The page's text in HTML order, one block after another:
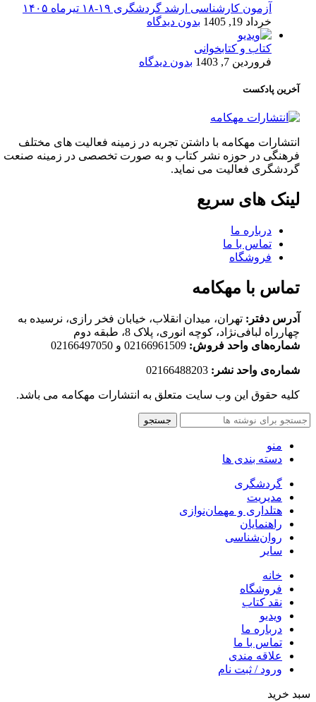
آزمون کارشناسی ارشد گردشگری ۱۹-۱۸ تیرماه ۱۴۰۵
خرداد 19, 1405
بدون دیدگاه
کتاب و کتابخوانی
فروردین 7, 1403
بدون دیدگاه
آخرین پادکست
انتشارات مهکامه با داشتن تجربه در زمینه فعالیت های مختلف
فرهنگی در حوزه نشر کتاب و به صورت تخصصی در زمینه صنعت
گردشگری فعالیت می نماید.
لینک های سریع
درباره ما
تماس با ما
فروشگاه
تماس با مهکامه
آدرس دفتر: تهران، میدان انقلاب، خیابان فخر رازی، نرسیده به
چهارراه لبافی‌نژاد، کوچه انوری، پلاک 8، طبقه دوم
شماره‌های واحد فروش: 02166961509 و 02166497050
شماره‌‌ی واحد نشر:
کلیه حقوق این وب سایت متعلق به انتشارات مهکامه می باشد.
جستجو
منو
دسته بندی ها
گردشگری
مدیریت
هتلداری و مهمان‌نوازی
راهنمایان
روان‌شناسی
سایر
خانه
فروشگاه
نقد کتاب
ویدیو
درباره‌ ما
تماس با ما
علاقه مندی
ورود / ثبت نام
سبد خرید